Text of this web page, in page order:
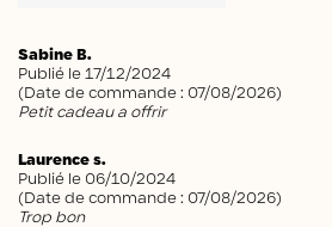
Sabine B.
Publié le 17/12/2024
(Date de commande : 07/08/2026)
Petit cadeau a offrir
Laurence s.
Publié le 06/10/2024
(Date de commande : 07/08/2026)
Trop bon